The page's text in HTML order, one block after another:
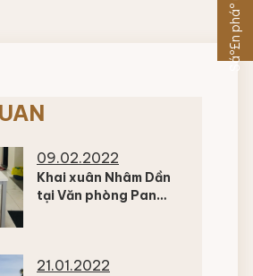
09.02.2022
Khai xuân Nhâm Dần
tại Văn phòng Pan
21.01.2022